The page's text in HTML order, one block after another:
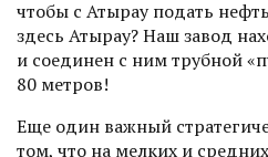
чтобы с Атырау подать
здесь Атырау? Наш завод
и соединен с ним трубной
80 метров!
Еще один важный
том, что на мелких и